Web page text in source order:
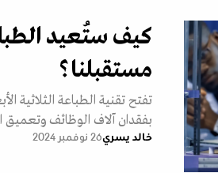
كيف ستُعيد
مستقبلنا؟
تفتح تقنية الطباعة الثلاثية
بفقدان آلاف الوظائف وتعميق
خالد يسري26 نوفمبر 2024